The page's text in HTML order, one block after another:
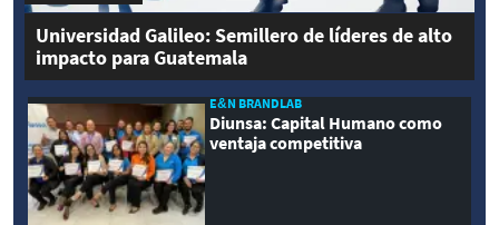
Universidad Galileo: Semillero de líderes de alto
impacto para Guatemala
E&N BRANDLAB
Diunsa: Capital Humano como
ventaja competitiva